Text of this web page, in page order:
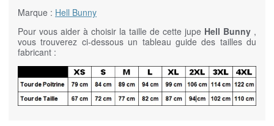
Marque : Hell Bunny
Pour vous aider à choisir la taille de cette jupe Hell Bunny ,
vous trouverez ci-dessous un tableau guide des tailles du
fabricant :